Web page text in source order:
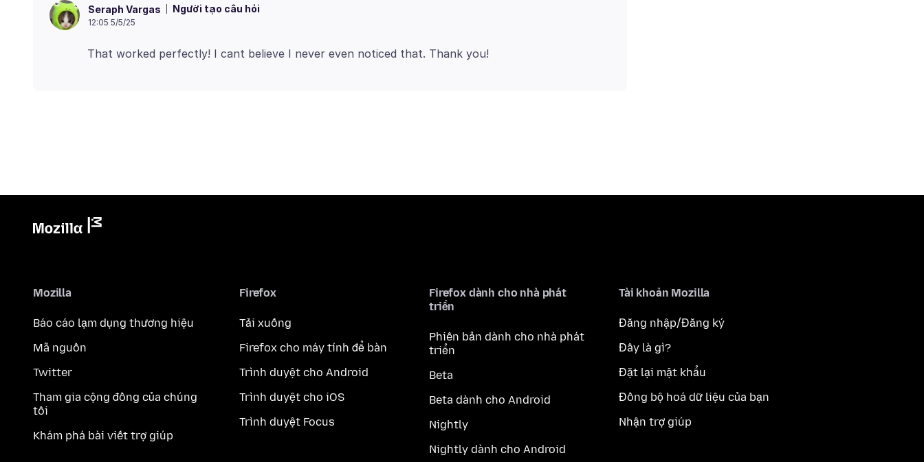
Seraph Vargas Người tạo câu hỏi
12:05 5/5/25
Mozilla
Báo cáo lạm dụng thương hiệu
Mã nguồn
Twitter
Tham gia cộng đồng của chúng
tôi
Khám phá bài viết trợ giúp
Firefox
Tải xuống
Firefox cho máy tính để bàn
Trình duyệt cho Android
Trình duyệt cho iOS
Trình duyệt Focus
Firefox dành cho nhà phát
triển
Phiên bản dành cho nhà phát
triển
Beta
Beta dành cho Android
Nightly
Nightly dành cho Android
Tài khoản Mozilla
Đăng nhập/Đăng ký
Đây là gì?
Đặt lại mật khẩu
Đồng bộ hoá dữ liệu của bạn
Nhận trợ giúp